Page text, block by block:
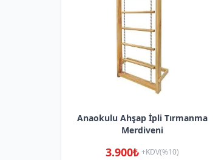
Anaokulu Ahşap İpli Tırmanma
Merdiveni
3.900₺ +KDV(%10)